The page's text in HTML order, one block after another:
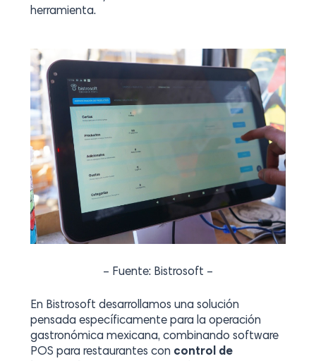
herramienta.
– Fuente: Bistrosoft –
En Bistrosoft desarrollamos una solución
pensada específicamente para la operación
gastronómica mexicana, combinando software
POS para restaurantes con control de